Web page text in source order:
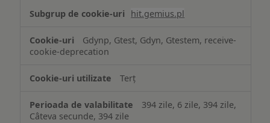
hit.gemius.pl
Gdynp, Gtest, Gdyn, Gtestem, receive-
cookie-deprecation
Terț
394 zile, 6 zile, 394 zile,
Câteva secunde, 394 zile